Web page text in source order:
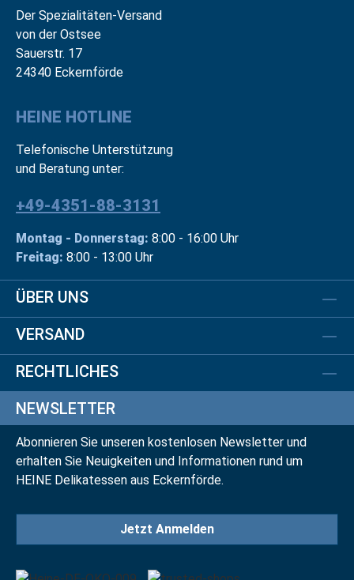
Der Spezialitäten-Versand
von der Ostsee
Sauerstr. 17
24340 Eckernförde
HEINE HOTLINE
Telefonische Unterstützung
und Beratung unter:
+49-4351-88-3131
Montag - Donnerstag: 8:00 - 16:00 Uhr
Freitag: 8:00 - 13:00 Uhr
ÜBER UNS
VERSAND
RECHTLICHES
NEWSLETTER
Abonnieren Sie unseren kostenlosen Newsletter und
erhalten Sie Neuigkeiten und Informationen rund um
HEINE Delikatessen aus Eckernförde.
Jetzt Anmelden